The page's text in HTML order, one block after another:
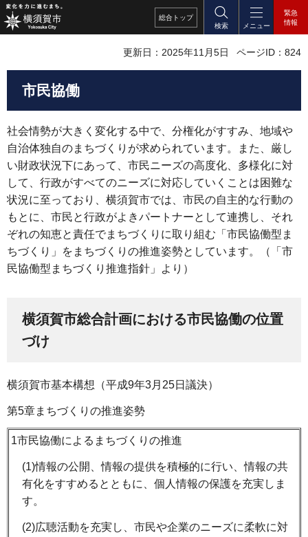
総合 トップ
検索
メニュー
緊急
情報
更新日：2025年11月5日 ページID：824
市民協働
社会情勢が大きく変化する中で、分権化がすすみ、地域や
自治体独自のまちづくりが求められています。また、厳し
い財政状況下にあって、市民ニーズの高度化、多様化に対
して、行政がすべてのニーズに対応していくことは困難な
状況に至っており、横須賀市では、市民の自主的な行動の
もとに、市民と行政がよきパートナーとして連携し、それ
ぞれの知恵と責任でまちづくりに取り組む「市民協働型ま
ちづくり」をまちづくりの推進姿勢としています。（「市
民協働型まちづくり推進指針」より）
横須賀市総合計画における市民協働の位置
づけ
横須賀市基本構想（平成9年3月25日議決）
第5章まちづくりの推進姿勢
1市民協働によるまちづくりの推進
(1)情報の公開、情報の提供を積極的に行い、情報の共
有化をすすめるとともに、個人情報の保護を充実しま
す。
(2)広聴活動を充実し、市民や企業のニーズに柔軟に対